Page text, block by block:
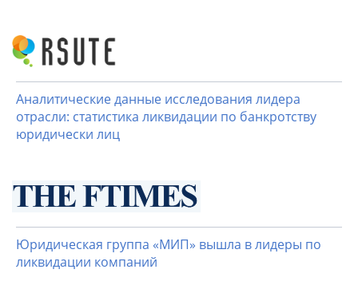
Аналитические данные исследования лидера
отрасли: статистика ликвидации по банкротству
юридически лиц
Юридическая группа «МИП» вышла в лидеры по
ликвидации компаний